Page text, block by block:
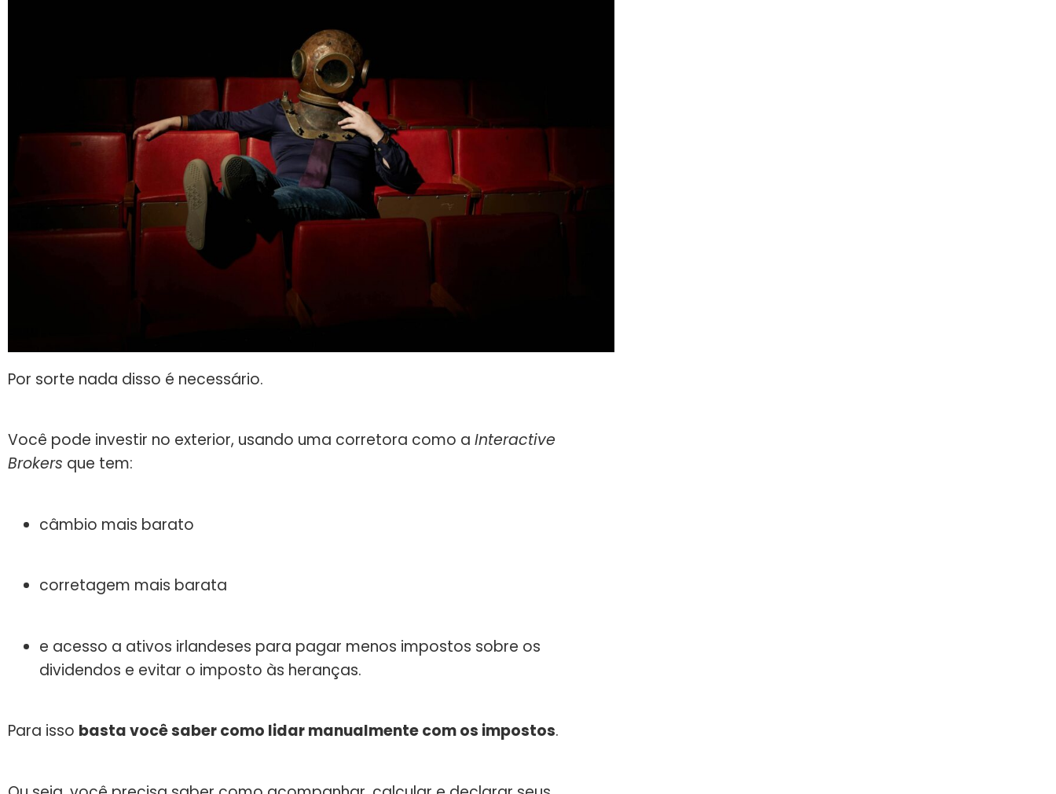
Por sorte nada disso é necessário.
Você pode investir no exterior, usando uma corretora como a Interactive
Brokers que tem:
câmbio mais barato
corretagem mais barata
e acesso a ativos irlandeses para pagar menos impostos sobre os
dividendos e evitar o imposto às heranças.
Para isso basta você saber como lidar manualmente com os impostos.